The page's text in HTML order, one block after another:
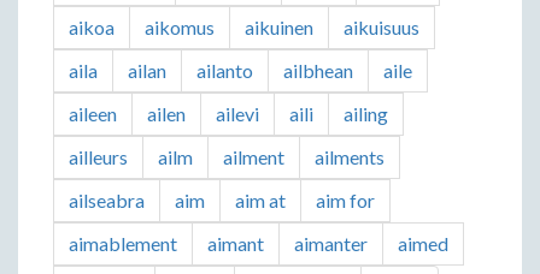
aikoa
aikomus aikuinen
aikuisuus
aila
ailan ailanto ailbhean
aile
aileen
ailen ailevi aili
ailing
ailleurs
ailm ailment
ailments
ailseabra
aim aim at
aim for
aimablement
aimant aimanter
aimed